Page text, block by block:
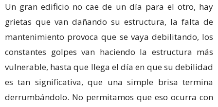
Un gran edificio no cae de un día para el otro, hay
grietas que van dañando su estructura, la falta de
mantenimiento provoca que se vaya debilitando, los
constantes golpes van haciendo la estructura más
vulnerable, hasta que llega el día en que su debilidad
es tan significativa, que una simple brisa termina
derrumbándolo. No permitamos que eso ocurra con